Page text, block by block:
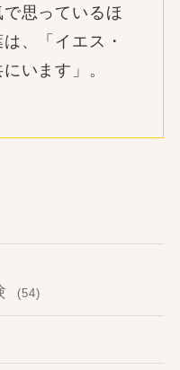
思っているほ
、「イエス・
います」。
(54)